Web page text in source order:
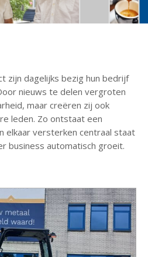
zijn dagelijks bezig hun bedrijf
nieuws te delen vergroten
maar creëren zij ook
leden. Zo ontstaat een
elkaar versterken centraal staat
business automatisch groeit.